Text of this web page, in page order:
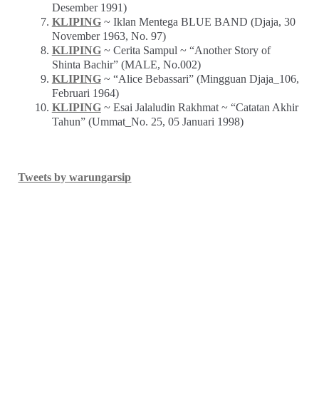
Desember 1991)
KLIPING~ Iklan Mentega BLUE BAND (Djaja, 30
November 1963, No. 97)
KLIPING~ Cerita Sampul ~ “Another Story of
Shinta Bachir” (MALE, No.002)
KLIPING~ “Alice Bebassari” (Mingguan Djaja_106,
Februari 1964)
KLIPING~ Esai Jalaludin Rakhmat ~ “Catatan Akhir
Tahun” (Ummat_No. 25, 05 Januari 1998)
Tweets by warungarsip